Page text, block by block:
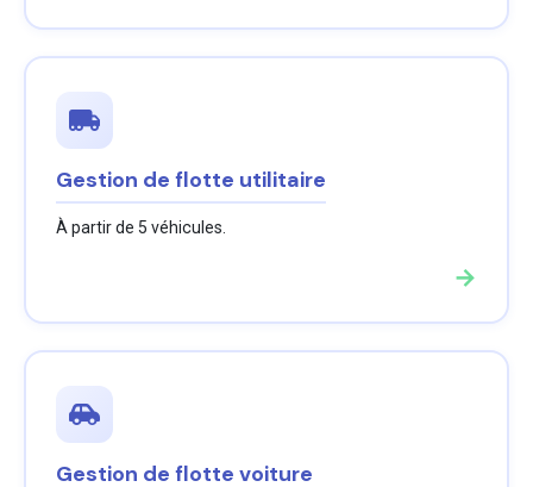
Gestion de flotte utilitaire
À partir de 5 véhicules.
→
Gestion de flotte voiture